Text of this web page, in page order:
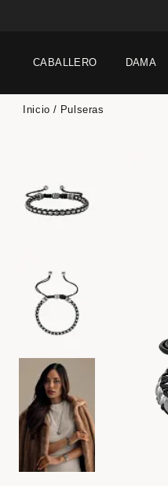
CABALLERO DAMA
Inicio Pulseras